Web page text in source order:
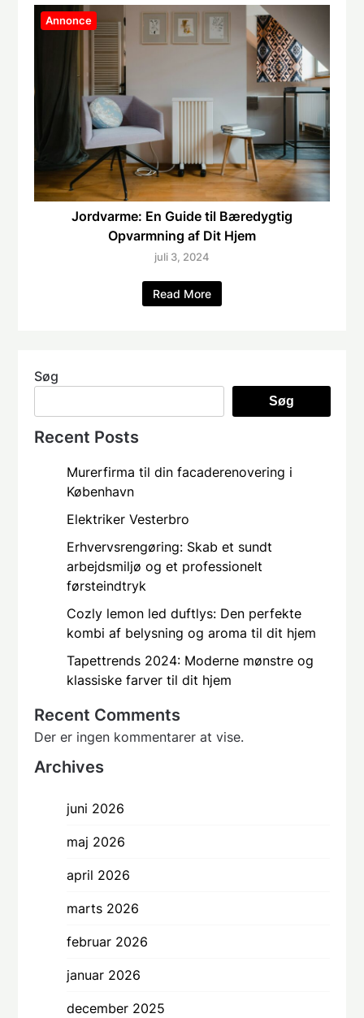
Annonce
Jordvarme: En Guide til Bæredygtig
Opvarmning af Dit Hjem
juli 3, 2024
Read More
Søg
Søg
Recent Posts
Murerfirma til din facaderenovering i
København
Elektriker Vesterbro
Erhvervsrengøring: Skab et sundt
arbejdsmiljø og et professionelt
førsteindtryk
Cozly lemon led duftlys: Den perfekte
kombi af belysning og aroma til dit hjem
Tapettrends 2024: Moderne mønstre og
klassiske farver til dit hjem
Recent Comments
Der er ingen kommentarer at vise.
Archives
juni 2026
maj 2026
april 2026
marts 2026
februar 2026
januar 2026
december 2025